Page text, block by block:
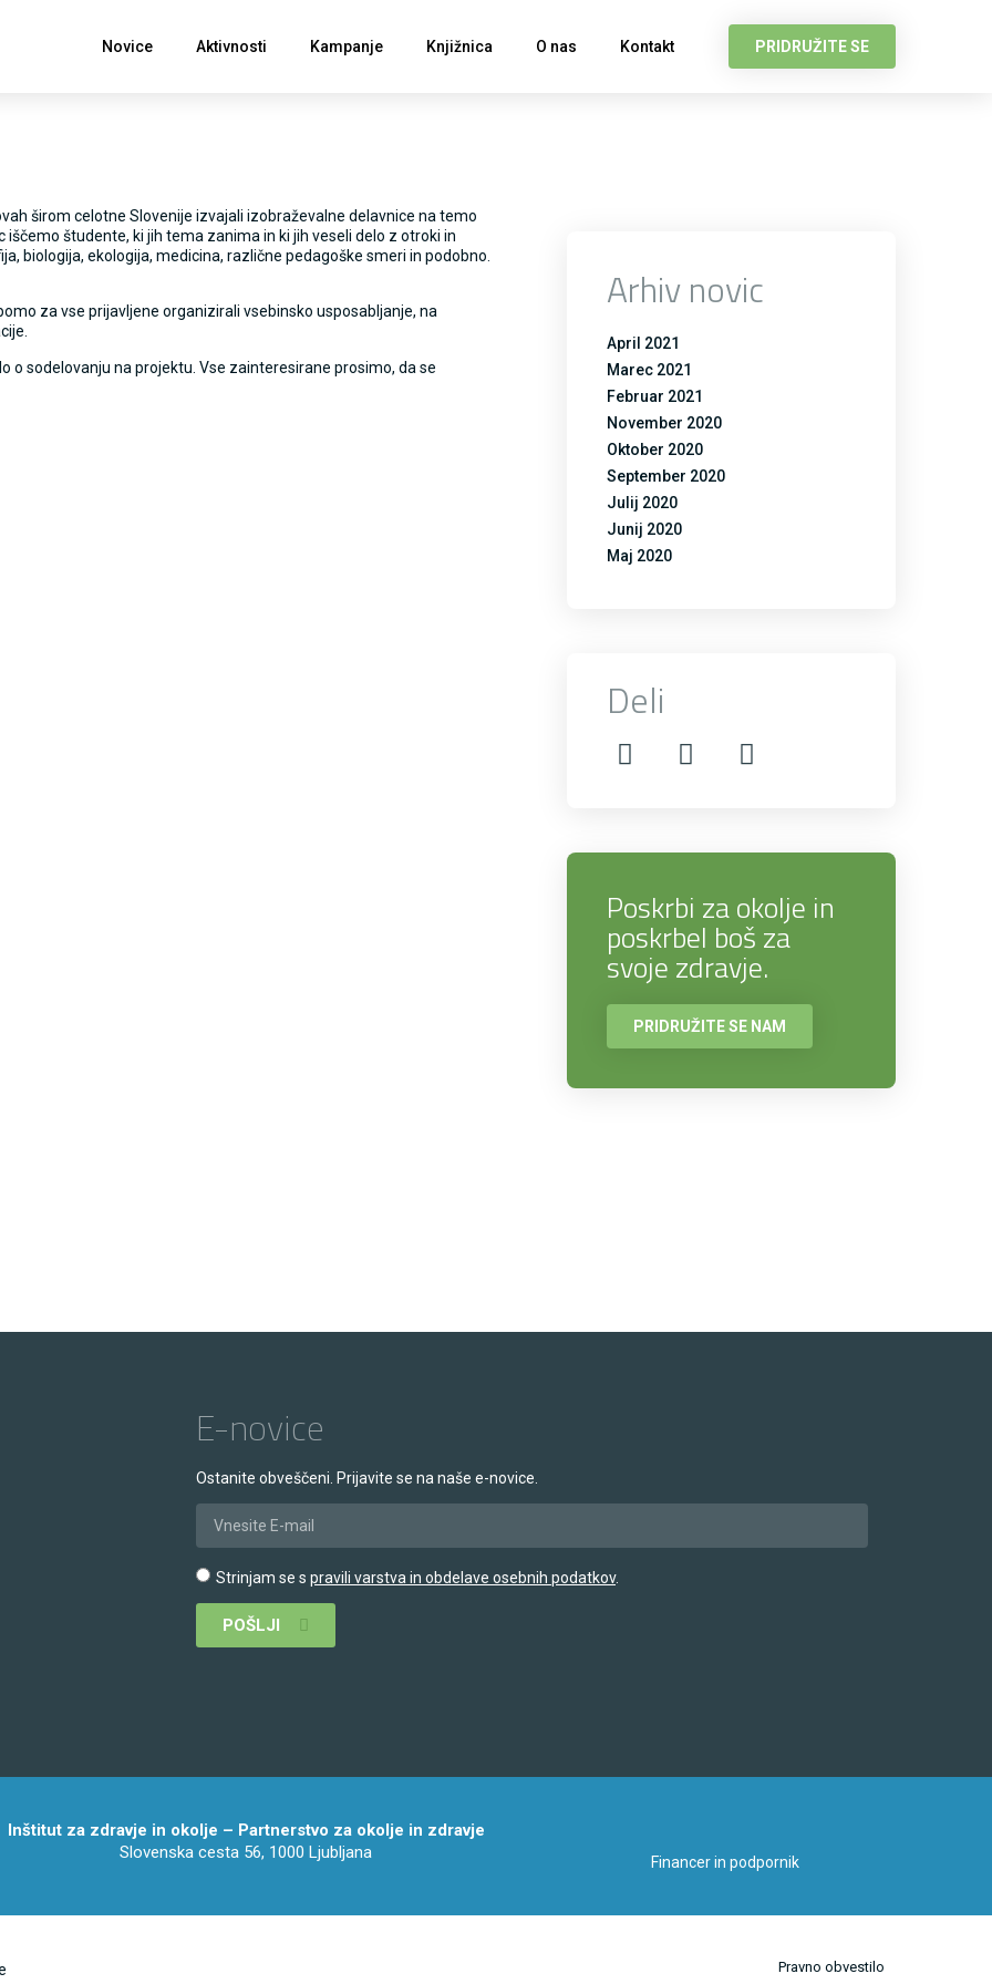
Novice Aktivnosti Kampanje Knjižnica O nas Kontakt PRIDRUŽITE SE
širom celotne Slovenije izvajali izobraževalne delavnice na temo
študente, ki jih tema zanima in ki jih veseli delo z otroki in
biologija, ekologija, medicina, različne pedagoške smeri in podobno.
za vse prijavljene organizirali vsebinsko usposabljanje, na
o sodelovanju na projektu. Vse zainteresirane prosimo, da se
Arhiv novic
April 2021
Marec 2021
Februar 2021
November 2020
Oktober 2020
September 2020
Julij 2020
Junij 2020
Maj 2020
Deli
Poskrbi za okolje in
poskrbel boš za
svoje zdravje.
PRIDRUŽITE SE NAM
E-novice
Ostanite obveščeni. Prijavite se na naše e-novice.
Strinjam se s pravili varstva in obdelave osebnih podatkov.
POŠLJI
Inštitut za zdravje in okolje – Partnerstvo za okolje in zdravje
Slovenska cesta 56, 1000 Ljubljana
Financer in podpornik
Pravno obvestilo